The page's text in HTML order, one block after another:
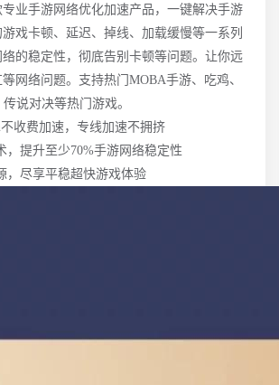
业手游网络优化加速产品，一键解决手游
戏卡顿、延迟、掉线、加载缓慢等一系列
的稳定性，彻底告别卡顿等问题。让你远
网络问题。支持热门MOBA手游、吃鸡、
传说对决等热门游戏。
不收费加速，专线加速不拥挤
，提升至少70%手游网络稳定性
，尽享平稳超快游戏体验